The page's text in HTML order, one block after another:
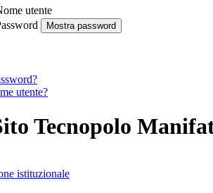
utente
Mostra password
utente?
Tecnopolo
istituzionale